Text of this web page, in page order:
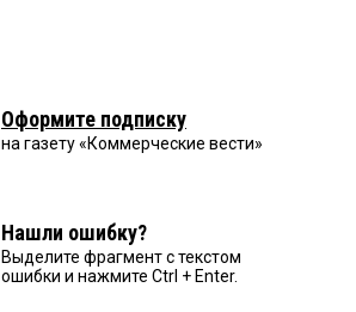
Оформите подписку
на газету «Коммерческие вести»
Нашли ошибку?
Выделите фрагмент с текстом
ошибки и нажмите Ctrl + Enter.